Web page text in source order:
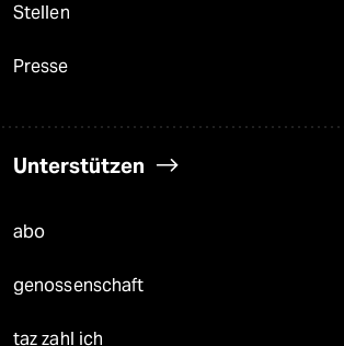
Stellen
Presse
Unterstützen
abo
genossenschaft
taz zahl ich